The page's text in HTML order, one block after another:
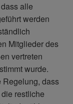
alle
werden
Mitglieder des
vertreten
wurde.
Regelung, dass
restliche